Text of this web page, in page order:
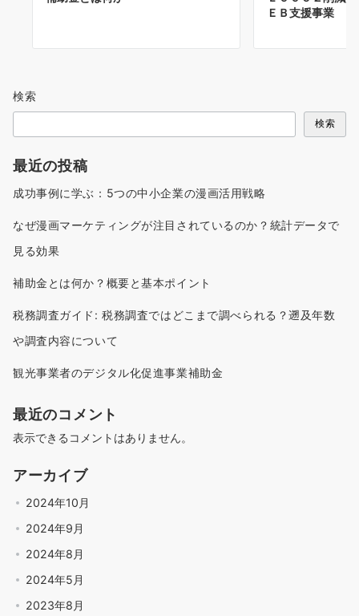
ＥＢ支援事業
検索
検索
最近の投稿
成功事例に学ぶ：5つの中小企業の漫画活用戦略
なぜ漫画マーケティングが注目されているのか？統計データで
見る効果
補助金とは何か？概要と基本ポイント
税務調査ガイド: 税務調査ではどこまで調べられる？遡及年数
や調査内容について
観光事業者のデジタル化促進事業補助金
最近のコメント
表示できるコメントはありません。
アーカイブ
2024年10月
2024年9月
2024年8月
2024年5月
2023年8月